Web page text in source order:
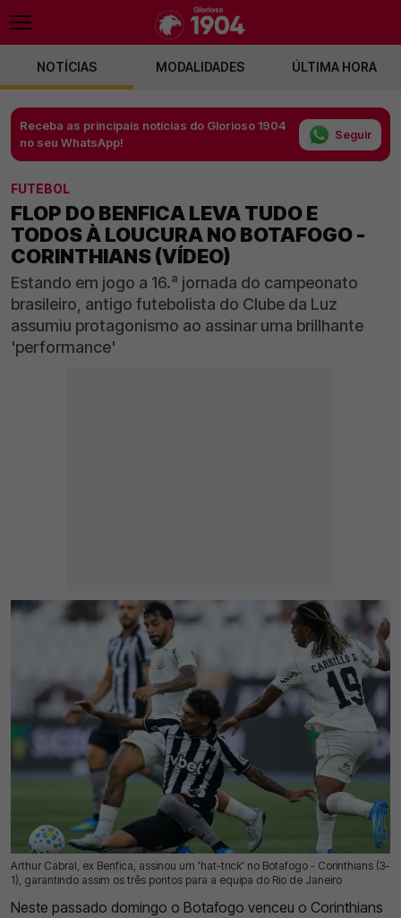
NOTÍCIAS MODALIDADES ÚLTIMA HORA
Receba as principais notícias do Glorioso 1904
no seu WhatsApp!
Seguir
FUTEBOL
FLOP DO BENFICA LEVA TUDO E
TODOS À LOUCURA NO BOTAFOGO -
CORINTHIANS (VÍDEO)
Estando em jogo a 16.ª jornada do campeonato
brasileiro, antigo futebolista do Clube da Luz
assumiu protagonismo ao assinar uma brillhante
'performance'
Arthur Cabral, ex Benfica, assinou um 'hat-trick' no Botafogo - Corinthians (3-
1), garantindo assim os três pontos para a equipa do Rio de Janeiro
18 Mai 2026 | 11:41 | 0
Neste passado domingo o Botafogo venceu o Corinthians